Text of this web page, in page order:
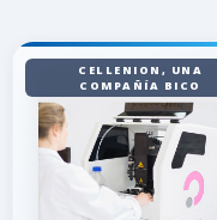
CELLENION, UNA
COMPAÑÍA BICO